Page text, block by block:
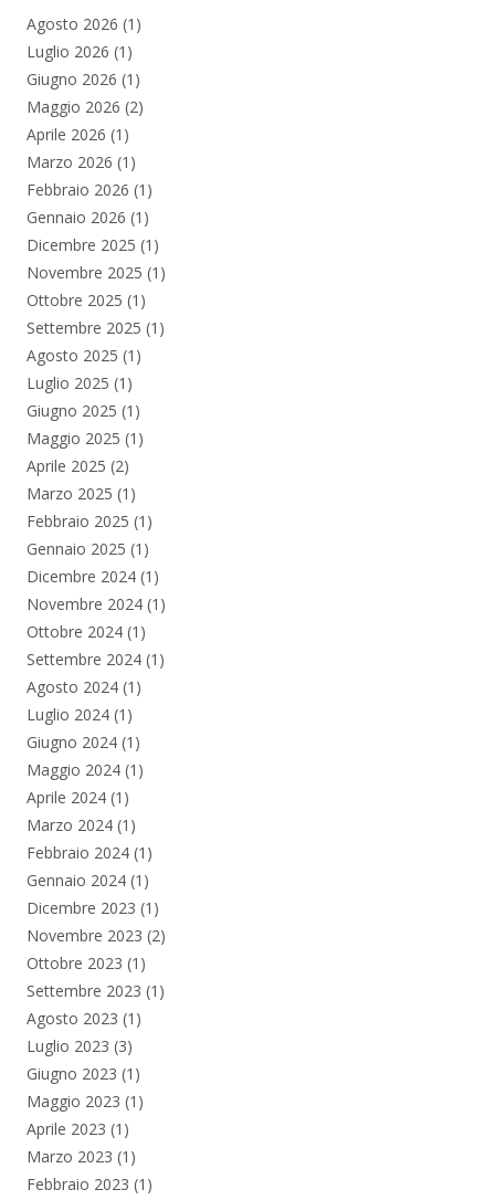
Agosto 2026 (1)
Luglio 2026 (1)
Giugno 2026 (1)
Maggio 2026 (2)
Aprile 2026 (1)
Marzo 2026 (1)
Febbraio 2026 (1)
Gennaio 2026 (1)
Dicembre 2025 (1)
Novembre 2025 (1)
Ottobre 2025 (1)
Settembre 2025 (1)
Agosto 2025 (1)
Luglio 2025 (1)
Giugno 2025 (1)
Maggio 2025 (1)
Aprile 2025 (2)
Marzo 2025 (1)
Febbraio 2025 (1)
Gennaio 2025 (1)
Dicembre 2024 (1)
Novembre 2024 (1)
Ottobre 2024 (1)
Settembre 2024 (1)
Agosto 2024 (1)
Luglio 2024 (1)
Giugno 2024 (1)
Maggio 2024 (1)
Aprile 2024 (1)
Marzo 2024 (1)
Febbraio 2024 (1)
Gennaio 2024 (1)
Dicembre 2023 (1)
Novembre 2023 (2)
Ottobre 2023 (1)
Settembre 2023 (1)
Agosto 2023 (1)
Luglio 2023 (3)
Giugno 2023 (1)
Maggio 2023 (1)
Aprile 2023 (1)
Marzo 2023 (1)
Febbraio 2023 (1)